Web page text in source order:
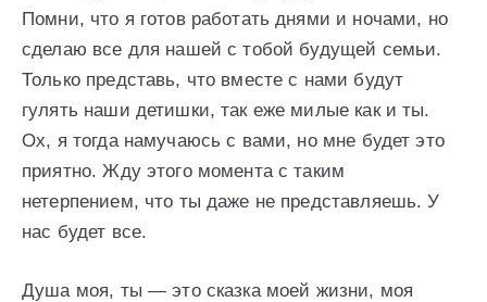
Помни, что я готов работать днями и ночами, но
сделаю все для нашей с тобой будущей семьи.
Только представь, что вместе с нами будут
гулять наши детишки, так еже милые как и ты.
Ох, я тогда намучаюсь с вами, но мне будет это
приятно. Жду этого момента с таким
нетерпением, что ты даже не представляешь. У
нас будет все.
Душа моя, ты — это сказка моей жизни, моя